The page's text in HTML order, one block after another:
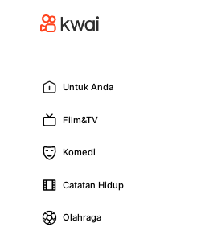
Untuk Anda
Film&TV
Komedi
Catatan Hidup
Olahraga